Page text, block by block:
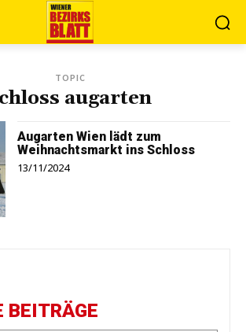
TOPIC
augarten
Augarten Wien lädt zum
Weihnachtsmarkt ins Schloss
13/11/2024
BEITRÄGE